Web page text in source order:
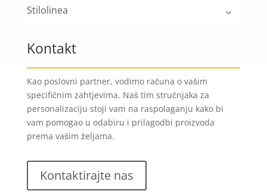
Stilolinea
Kontakt
Kao poslovni partner, vodimo računa o vašim
specifičnim zahtjevima. Naš tim stručnjaka za
personalizaciju stoji vam na raspolaganju kako bi
vam pomogao u odabiru i prilagodbi proizvoda
prema vašim željama.
Kontaktirajte nas